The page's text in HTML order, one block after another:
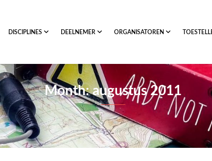
DISCIPLINES DEELNEMER ORGANISATOREN
Month: augustus 2011